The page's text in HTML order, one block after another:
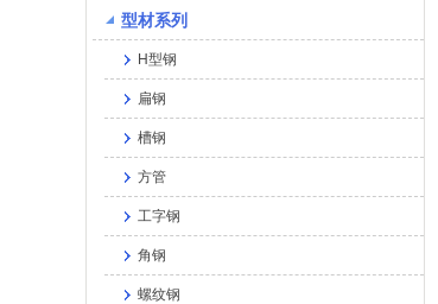
型材系列
H型钢
扁钢
槽钢
方管
工字钢
角钢
螺纹钢